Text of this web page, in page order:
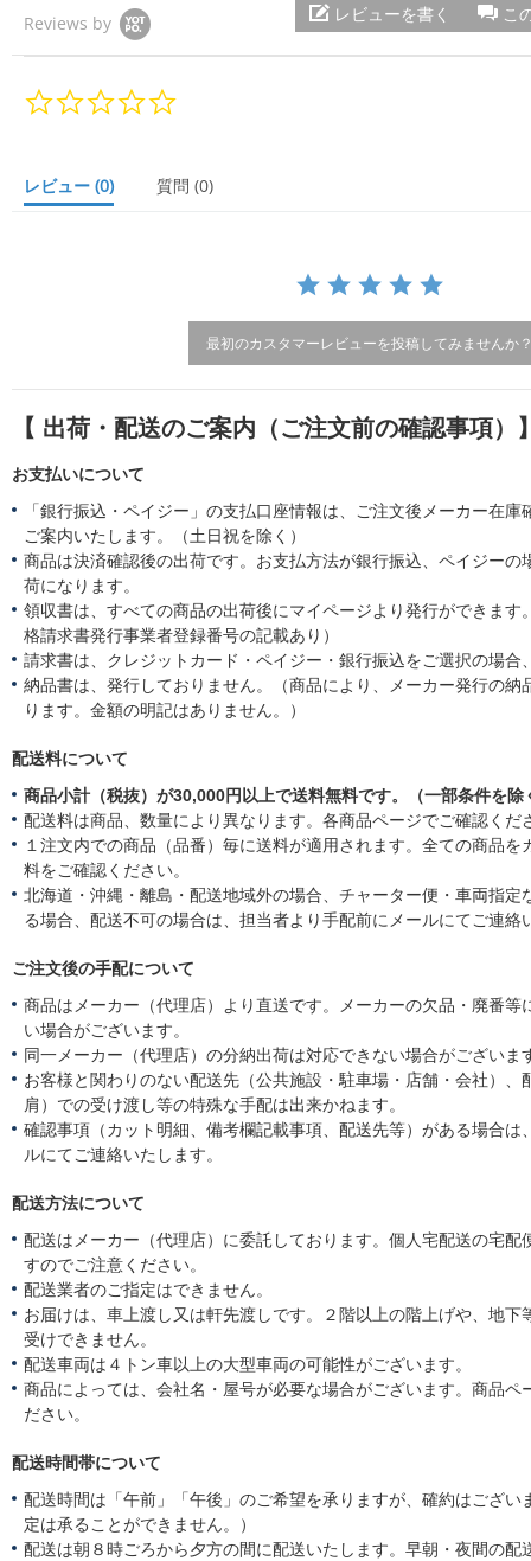
Reviews by こ
レビューを書く
a
r
レビュー (0) 質問 (0)
最初のカスタマーレビューを投稿してみませんか
【 出荷・配送のご案内（ご注文前の確認事項）
お支払いについて
「銀行振込・ペイジー」の支払口座情報は、ご注文後メーカー在
ご案内いたします。（土日祝を除く）
商品は決済確認後の出荷です。お支払方法が銀行振込、ペイジーの
荷になります。
領収書は、すべての商品の出荷後にマイページより発行ができます
格請求書発行事業者登録番号の記載あり）
請求書は、クレジットカード・ペイジー・銀行振込をご選択の場合
納品書は、発行しておりません。（商品により、メーカー発行の納
ります。金額の明記はありません。）
配送料について
商品小計（税抜）が30,000円以上で送料無料です。（一部条件を除
配送料は商品、数量により異なります。各商品ページでご確認くだ
１注文内での商品（品番）毎に送料が適用されます。全ての商品を
料をご確認ください。
北海道・沖縄・離島・配送地域外の場合、チャーター便・車両指定
る場合、配送不可の場合は、担当者より手配前にメールにてご連絡
ご注文後の手配について
商品はメーカー（代理店）より直送です。メーカーの欠品・廃番等
い場合がございます。
同一メーカー（代理店）の分納出荷は対応できない場合がございま
お客様と関わりのない配送先（公共施設・駐車場・店舗・会社）、
肩）での受け渡し等の特殊な手配は出来かねます。
確認事項（カット明細、備考欄記載事項、配送先等）がある場合は
ルにてご連絡いたします。
配送方法について
配送はメーカー（代理店）に委託しております。個人宅配送の宅配
すのでご注意ください。
配送業者のご指定はできません。
お届けは、車上渡し又は軒先渡しです。２階以上の階上げや、地下
受けできません。
配送車両は４トン車以上の大型車両の可能性がございます。
商品によっては、会社名・屋号が必要な場合がございます。商品ペ
ださい。
配送時間帯について
配送時間は「午前」「午後」のご希望を承りますが、確約はござい
定は承ることができません。）
配送は朝８時ごろから夕方の間に配送いたします。早朝・夜間の配